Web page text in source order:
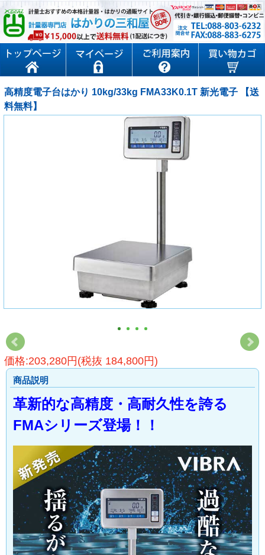
高精度電子台はかり 10kg/33kg FMA33K0.1T 新光電子 【送
料無料】
価格:203,280円(税抜 184,800円)
商品説明
革新的な高精度・高耐久性を誇る
FMAシリーズ登場！！